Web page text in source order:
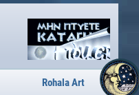
Rohala Art